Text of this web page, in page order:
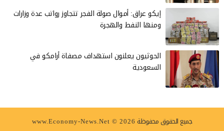
إيكو عراق: أموال صولة الفجر تتجاوز رواتب عدة وزارات
ومنها النفط والهجرة
الحوثيون يعلنون استهداف مصفاة أرامكو في
السعودية
جميع الحقوق محفوظة www.Economy-News.Net © 2026